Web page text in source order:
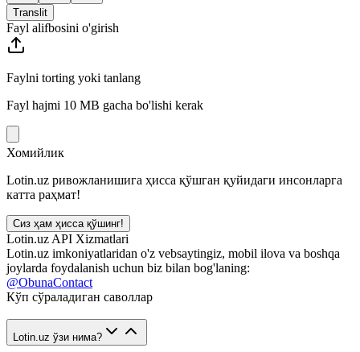
Translit
Fayl alifbosini o'girish
Faylni torting yoki tanlang
Fayl hajmi 10 MB gacha bo'lishi kerak
Хомийлик
Lotin.uz ривожланишига ҳисса қўшган қуйидаги инсонларга
катта раҳмат!
Сиз ҳам ҳисса қўшинг!
Lotin.uz API Xizmatlari
Lotin.uz imkoniyatlaridan o'z vebsaytingiz, mobil ilova va boshqa
joylarda foydalanish uchun biz bilan bog'laning:
@ObunaContact
Кўп сўраладиган саволлар
Lotin.uz ўзи нима?